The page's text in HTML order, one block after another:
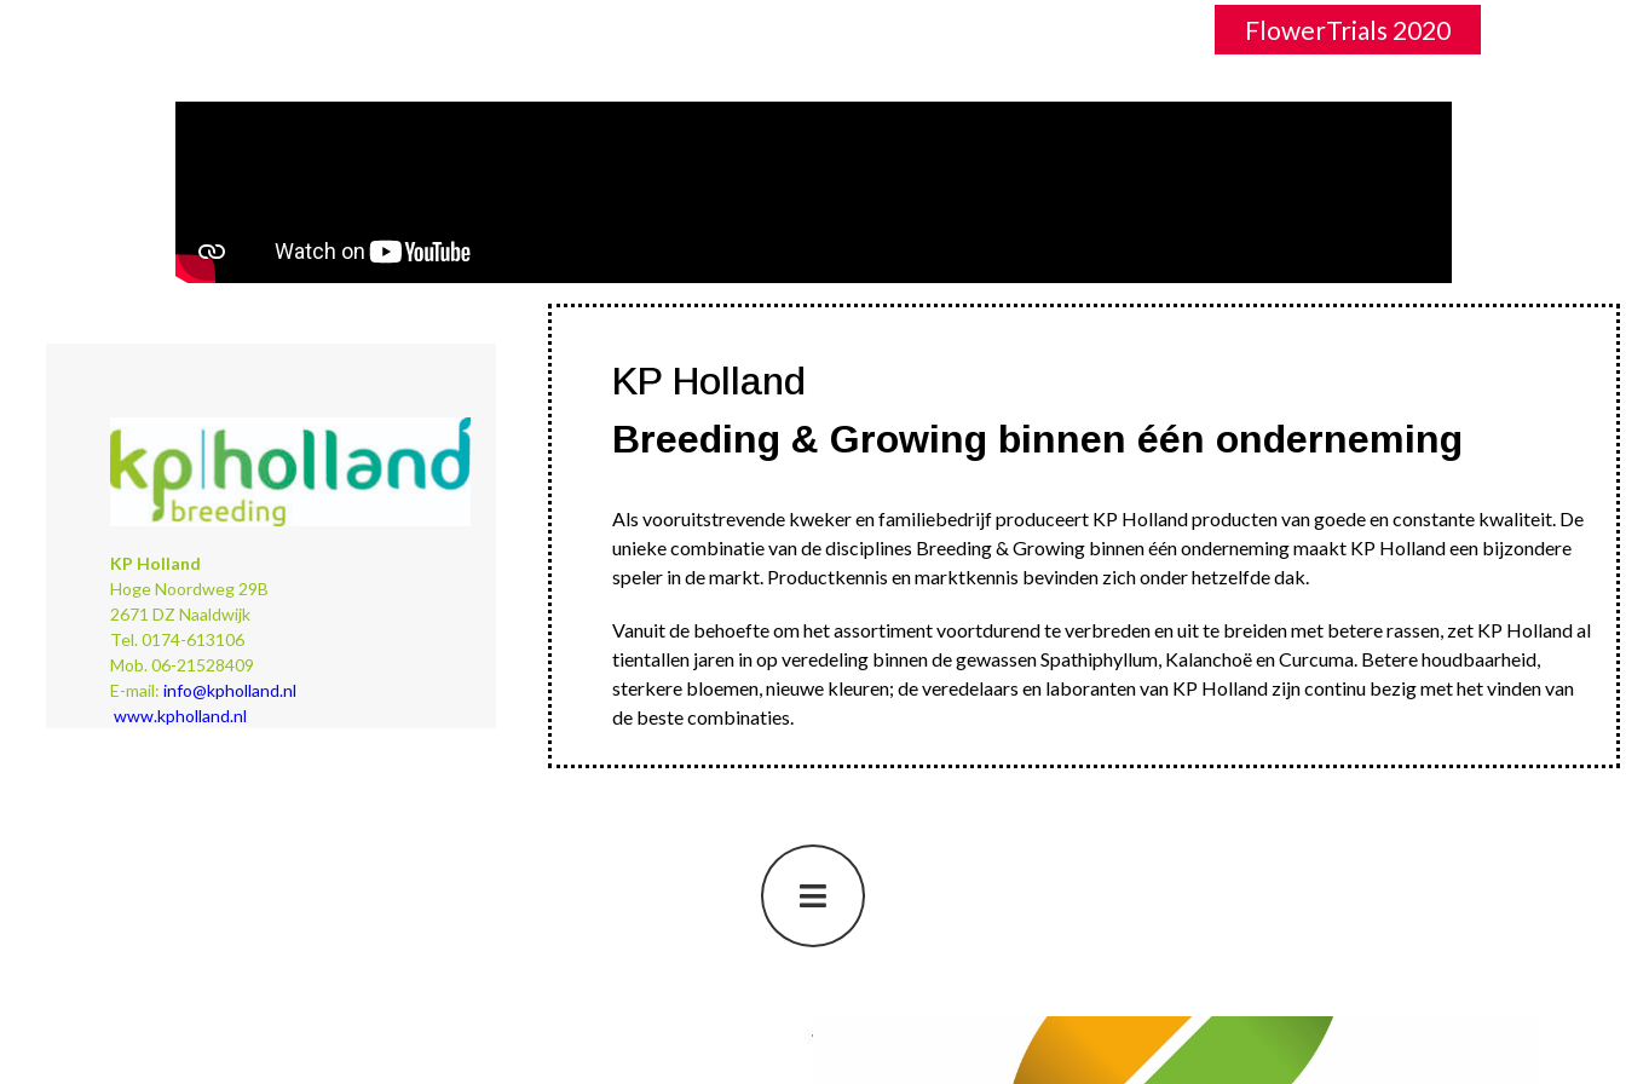
FlowerTrials 2020
KP Holland
Hoge Noordweg 29B
2671 DZ Naaldwijk
Tel. 0174-613106
Mob. 06-21528409
E-mail: info@kpholland.nl
www.kpholland.nl
KP Holland
Breeding & Growing binnen één onderneming
Als vooruitstrevende kweker en familiebedrijf produceert KP Holland producten van goede en constante kwaliteit. De
unieke combinatie van de disciplines Breeding & Growing binnen één onderneming maakt KP Holland een bijzondere
speler in de markt. Productkennis en marktkennis bevinden zich onder hetzelfde dak.
Vanuit de behoefte om het assortiment voortdurend te verbreden en uit te breiden met betere rassen, zet KP Holland al
tientallen jaren in op veredeling binnen de gewassen Spathiphyllum, Kalanchoë en Curcuma. Betere houdbaarheid,
sterkere bloemen, nieuwe kleuren; de veredelaars en laboranten van KP Holland zijn continu bezig met het vinden van
de beste combinaties.